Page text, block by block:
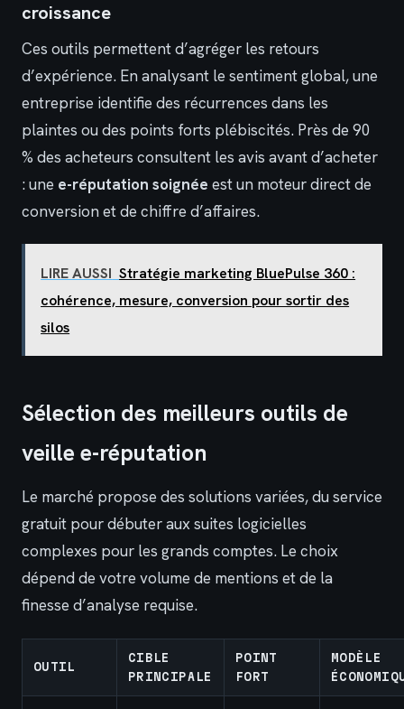
croissance
Ces outils permettent d’agréger les retours
d’expérience. En analysant le sentiment global, une
entreprise identifie des récurrences dans les
plaintes ou des points forts plébiscités. Près de 90
% des acheteurs consultent les avis avant d’acheter
: une e-réputation soignée est un moteur direct de
conversion et de chiffre d’affaires.
LIRE AUSSI Stratégie marketing BluePulse 360 :
cohérence, mesure, conversion pour sortir des
silos
Sélection des meilleurs outils de
veille e-réputation
Le marché propose des solutions variées, du service
gratuit pour débuter aux suites logicielles
complexes pour les grands comptes. Le choix
dépend de votre volume de mentions et de la
finesse d’analyse requise.
OUTIL
CIBLE
PRINCIPALE
POINT
FORT
MODÈLE